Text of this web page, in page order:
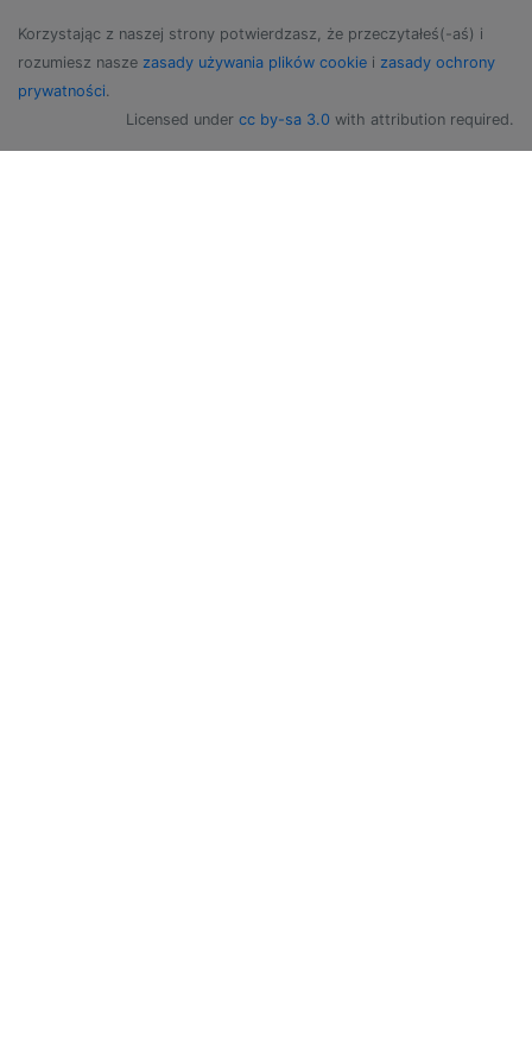
Korzystając z naszej strony potwierdzasz, że przeczytałeś(-aś) i
rozumiesz nasze zasady używania plików cookie i zasady ochrony
prywatności.
Licensed under cc by-sa 3.0 with attribution required.